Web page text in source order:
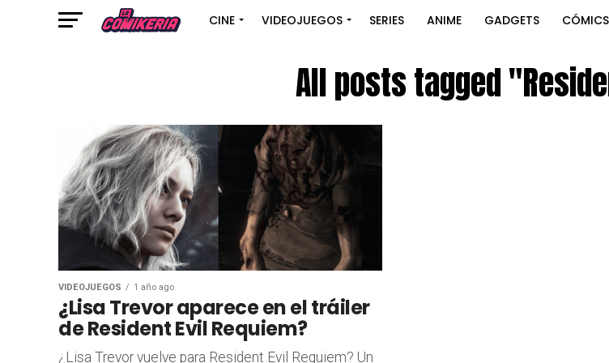
CINE VIDEOJUEGOS SERIES ANIME GADGETS CÓMICS
All posts tagged
VIDEOJUEGOS 1 año ago
¿Lisa Trevor aparece en el tráiler
de Resident Evil Requiem?
¿Lisa Trevor vuelve para Resident Evil Requiem? Un